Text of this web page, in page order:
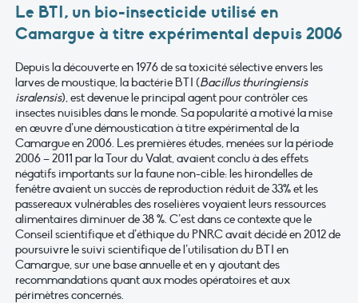
Le BTI, un bio-insecticide utilisé en
Camargue à titre expérimental depuis 2006
Depuis la découverte en 1976 de sa toxicité sélective envers les
larves de moustique, la bactérie BTI (Bacillus thuringiensis
isralensis), est devenue le principal agent pour contrôler ces
insectes nuisibles dans le monde. Sa popularité a motivé la mise
en œuvre d’une démoustication à titre expérimental de la
Camargue en 2006. Les premières études, menées sur la période
2006 – 2011 par la Tour du Valat, avaient conclu à des effets
négatifs importants sur la faune non-cible: les hirondelles de
fenêtre avaient un succès de reproduction réduit de 33% et les
passereaux vulnérables des roselières voyaient leurs ressources
alimentaires diminuer de 38 %. C’est dans ce contexte que le
Conseil scientifique et d’éthique du PNRC avait décidé en 2012 de
poursuivre le suivi scientifique de l’utilisation du BTI en
Camargue, sur une base annuelle et en y ajoutant des
recommandations quant aux modes opératoires et aux
périmètres concernés.